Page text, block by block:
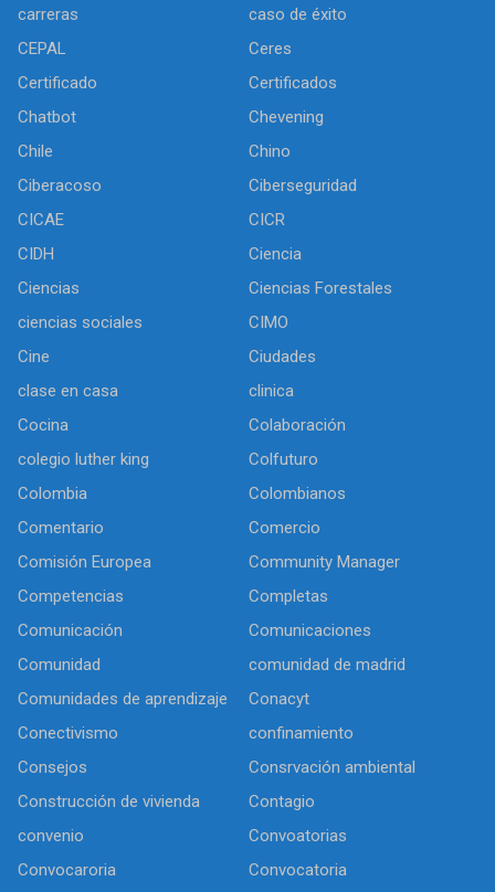
carreras
caso de éxito
CEPAL
Ceres
Certificado
Certificados
Chatbot
Chevening
Chile
Chino
Ciberacoso
Ciberseguridad
CICAE
CICR
CIDH
Ciencia
Ciencias
Ciencias Forestales
ciencias sociales
CIMO
Cine
Ciudades
clase en casa
clinica
Cocina
Colaboración
colegio luther king
Colfuturo
Colombia
Colombianos
Comentario
Comercio
Comisión Europea
Community Manager
Competencias
Completas
Comunicación
Comunicaciones
Comunidad
comunidad de madrid
Comunidades de aprendizaje
Conacyt
Conectivismo
confinamiento
Consejos
Consrvación ambiental
Construcción de vivienda
Contagio
convenio
Convoatorias
Convocaroria
Convocatoria